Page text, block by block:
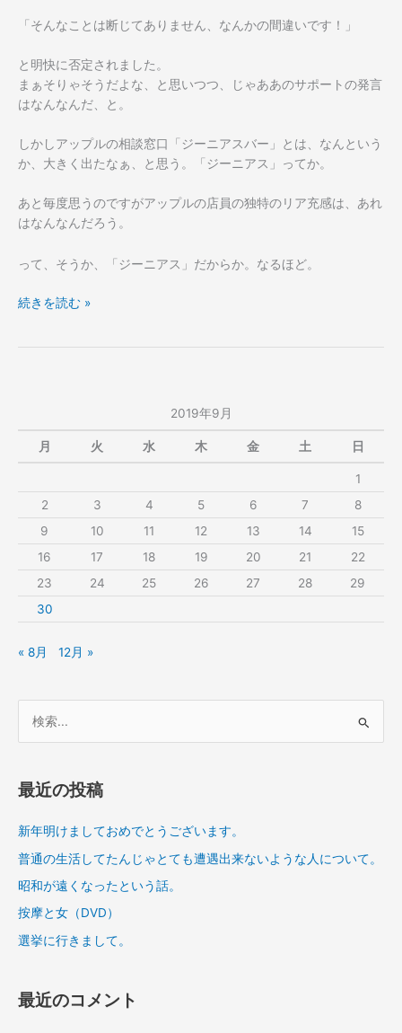
「そんなことは断じてありません、なんかの間違いです！」
と明快に否定されました。
まぁそりゃそうだよな、と思いつつ、じゃああのサポートの発言
はなんなんだ、と。
しかしアップルの相談窓口「ジーニアスバー」とは、なんという
か、大きく出たなぁ、と思う。「ジーニアス」ってか。
あと毎度思うのですがアップルの店員の独特のリア充感は、あれ
はなんなんだろう。
って、そうか、「ジーニアス」だからか。なるほど。
iMac。
続きを読む »
2019年9月
月 火 水 木 金 土 日
1
2
3 4 5 6 7
8
9
10 11 12 13 14
15
16
17 18 19 20 21
22
23
24 25 26 27 28
29
30
« 8月 12月 »
象
最近の投稿
新年明けましておめでとうございます。
普通の生活してたんじゃとても遭遇出来ないような人について。
昭和が遠くなったという話。
按摩と女（DVD）
選挙に行きまして。
最近のコメント